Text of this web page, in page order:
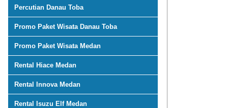
Percutian Danau Toba
Promo Paket Wisata Danau Toba
Promo Paket Wisata Medan
Rental Hiace Medan
Rental Innova Medan
Rental Isuzu Elf Medan